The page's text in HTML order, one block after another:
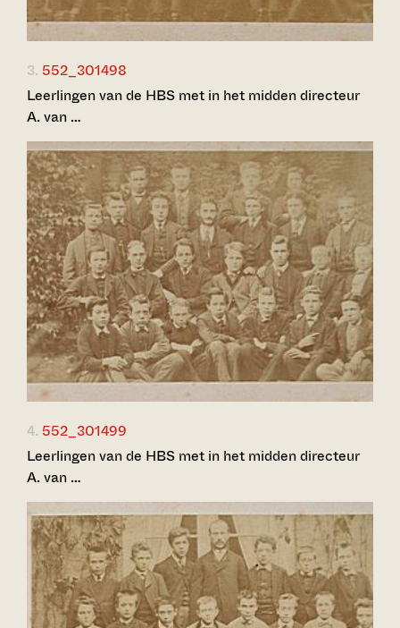
3. 552_301498
Leerlingen van de HBS met in het midden directeur
A. van …
4. 552_301499
Leerlingen van de HBS met in het midden directeur
A. van …